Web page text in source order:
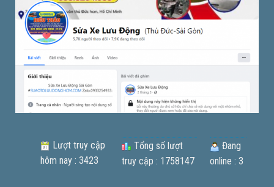
Lượt truy cập
hôm nay : 3423
Tổng số lượt
truy cập : 1758147
Đang
online : 3